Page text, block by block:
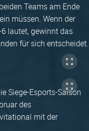
Teams am Ende
müssen. Wenn der
lautet, gewinnt das
für sich entscheidet.
Siege-Esports-Saison
des
mit der